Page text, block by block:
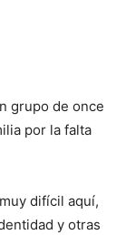
grupo de once
por la falta
difícil aquí,
y otras